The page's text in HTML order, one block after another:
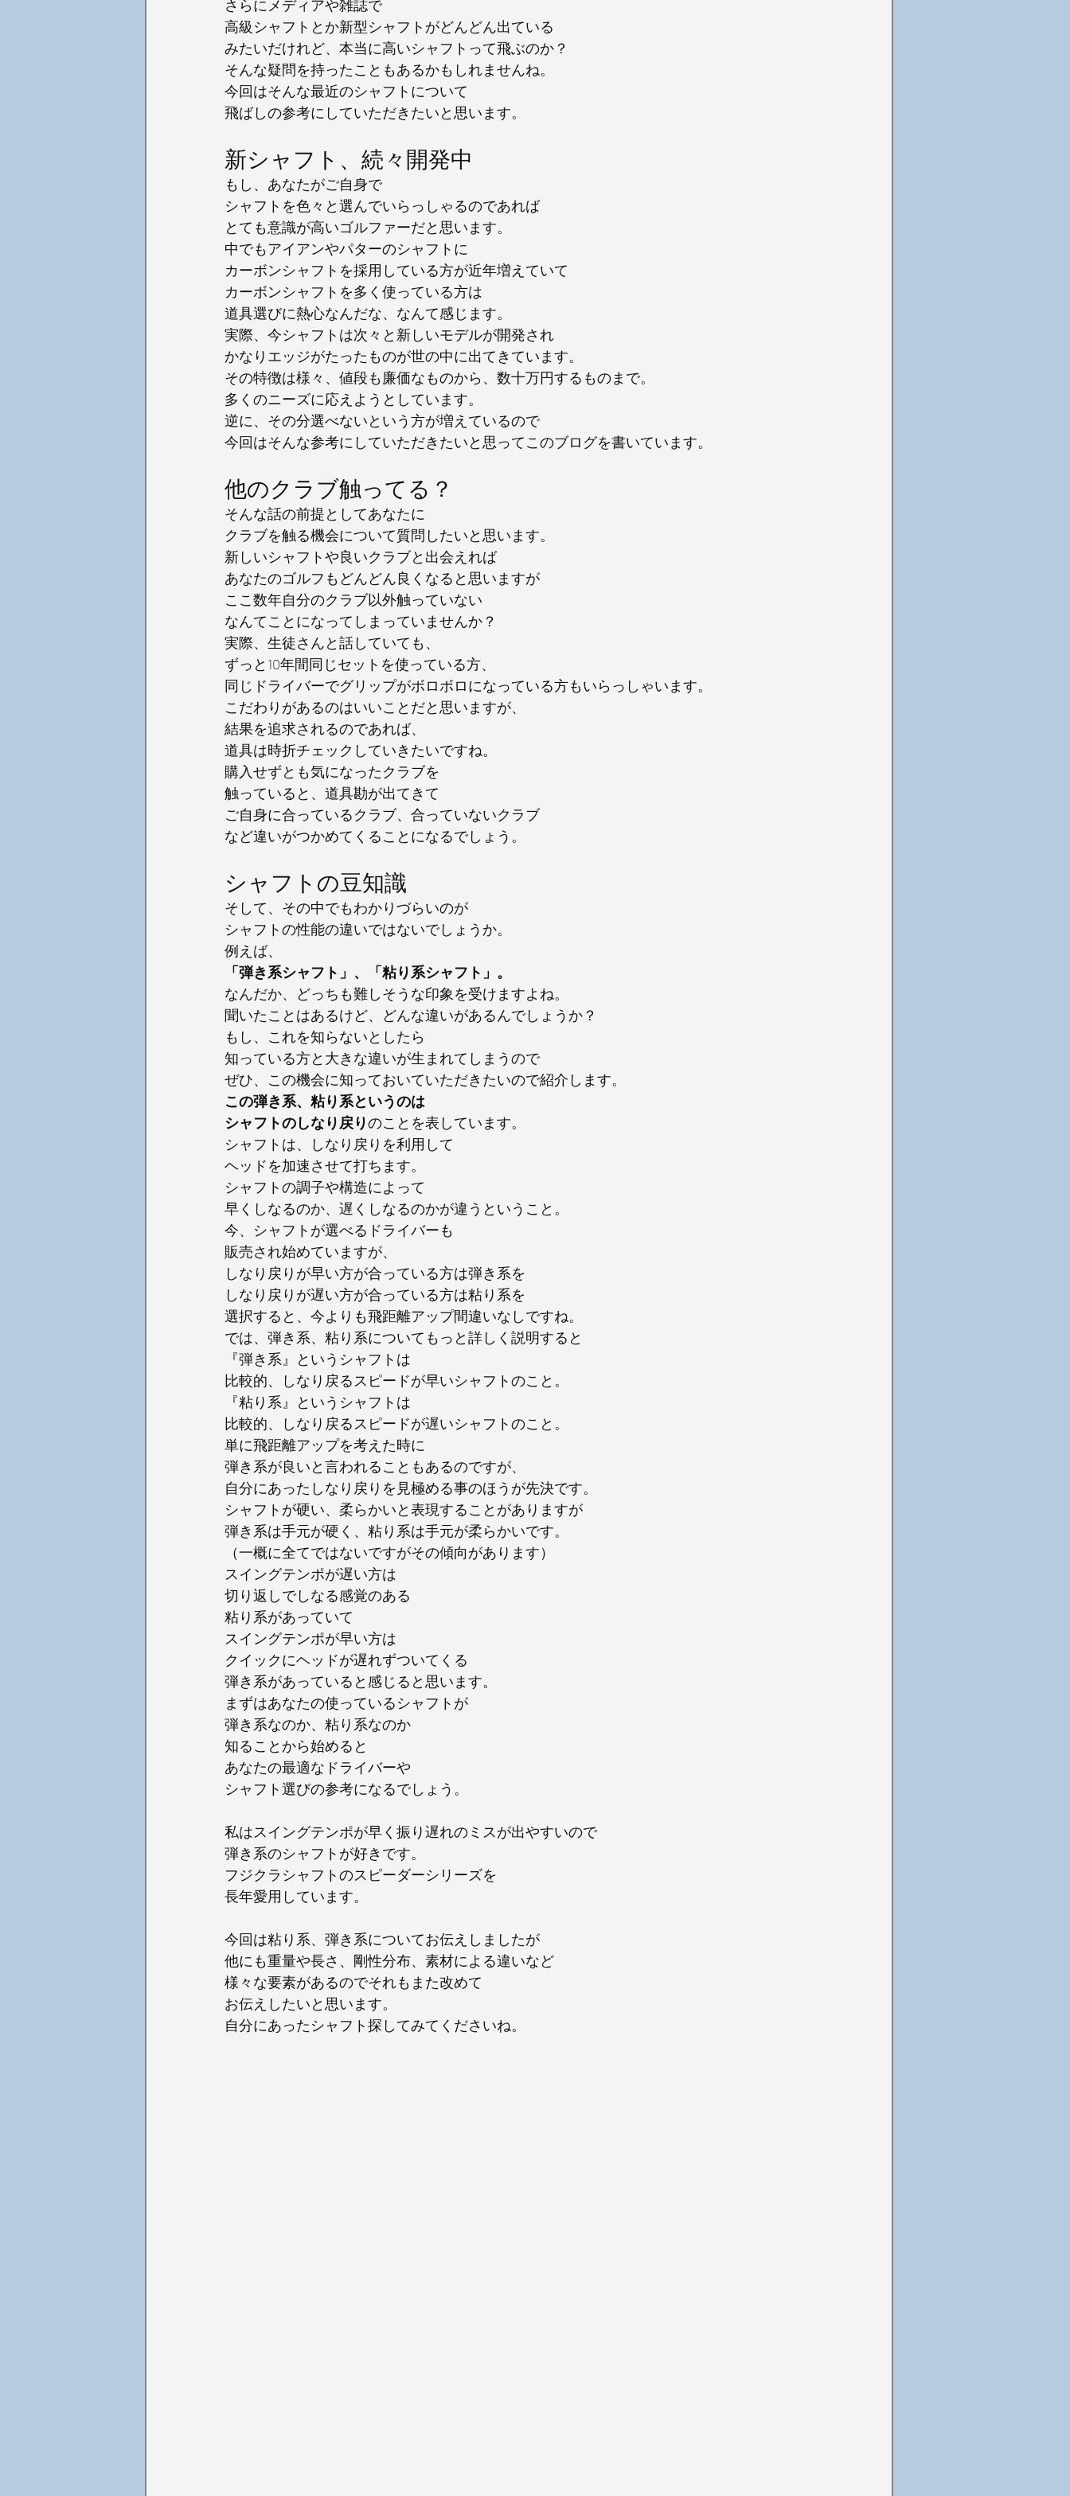
さらにメディアや雑誌で
高級シャフトとか新型シャフトがどんどん出ている
みたいだけれど、本当に高いシャフトって飛ぶのか？
そんな疑問を持ったこともあるかもしれませんね。
今回はそんな最近のシャフトについて
飛ばしの参考にしていただきたいと思います。
新シャフト、続々開発中
もし、あなたがご自身で
シャフトを色々と選んでいらっしゃるのであれば
とても意識が高いゴルファーだと思います。
中でもアイアンやパターのシャフトに
カーボンシャフトを採用している方が近年増えていて
カーボンシャフトを多く使っている方は
道具選びに熱心なんだな、なんて感じます。
実際、今シャフトは次々と新しいモデルが開発され
かなりエッジがたったものが世の中に出てきています。
その特徴は様々、値段も廉価なものから、数十万円するものまで。
多くのニーズに応えようとしています。
逆に、その分選べないという方が増えているので
今回はそんな参考にしていただきたいと思ってこのブログを書いています。
他のクラブ触ってる？
そんな話の前提としてあなたに
クラブを触る機会について質問したいと思います。
新しいシャフトや良いクラブと出会えれば
あなたのゴルフもどんどん良くなると思いますが
ここ数年自分のクラブ以外触っていない
なんてことになってしまっていませんか？
実際、生徒さんと話していても、
ずっと10年間同じセットを使っている方、
同じドライバーでグリップがボロボロになっている方もいらっしゃいます。
こだわりがあるのはいいことだと思いますが、
結果を追求されるのであれば、
道具は時折チェックしていきたいですね。
購入せずとも気になったクラブを
触っていると、道具勘が出てきて
ご自身に合っているクラブ、合っていないクラブ
など違いがつかめてくることになるでしょう。
シャフトの豆知識
そして、その中でもわかりづらいのが
シャフトの性能の違いではないでしょうか。
例えば、
「弾き系シャフト」、「粘り系シャフト」。
なんだか、どっちも難しそうな印象を受けますよね。
聞いたことはあるけど、どんな違いがあるんでしょうか？
もし、これを知らないとしたら
知っている方と大きな違いが生まれてしまうので
ぜひ、この機会に知っておいていただきたいので紹介します。
この弾き系、粘り系というのは
シャフトのしなり戻りのことを表しています。
シャフトは、しなり戻りを利用して
ヘッドを加速させて打ちます。
シャフトの調子や構造によって
早くしなるのか、遅くしなるのかが違うということ。
今、シャフトが選べるドライバーも
販売され始めていますが、
しなり戻りが早い方が合っている方は弾き系を
しなり戻りが遅い方が合っている方は粘り系を
選択すると、今よりも飛距離アップ間違いなしですね。
では、弾き系、粘り系についてもっと詳しく説明すると
『弾き系』というシャフトは
比較的、しなり戻るスピードが早いシャフトのこと。
『粘り系』というシャフトは
比較的、しなり戻るスピードが遅いシャフトのこと。
単に飛距離アップを考えた時に
弾き系が良いと言われることもあるのですが、
自分にあったしなり戻りを見極める事のほうが先決です。
シャフトが硬い、柔らかいと表現することがありますが
弾き系は手元が硬く、粘り系は手元が柔らかいです。
（一概に全てではないですがその傾向があります）
スイングテンポが遅い方は
切り返しでしなる感覚のある
粘り系があっていて
スイングテンポが早い方は
クイックにヘッドが遅れずついてくる
弾き系があっていると感じると思います。
まずはあなたの使っているシャフトが
弾き系なのか、粘り系なのか
知ることから始めると
あなたの最適なドライバーや
シャフト選びの参考になるでしょう。
私はスイングテンポが早く振り遅れのミスが出やすいので
弾き系のシャフトが好きです。
フジクラシャフトのスピーダーシリーズを
長年愛用しています。
今回は粘り系、弾き系についてお伝えしましたが
他にも重量や長さ、剛性分布、素材による違いなど
様々な要素があるのでそれもまた改めて
お伝えしたいと思います。
自分にあったシャフト探してみてくださいね。